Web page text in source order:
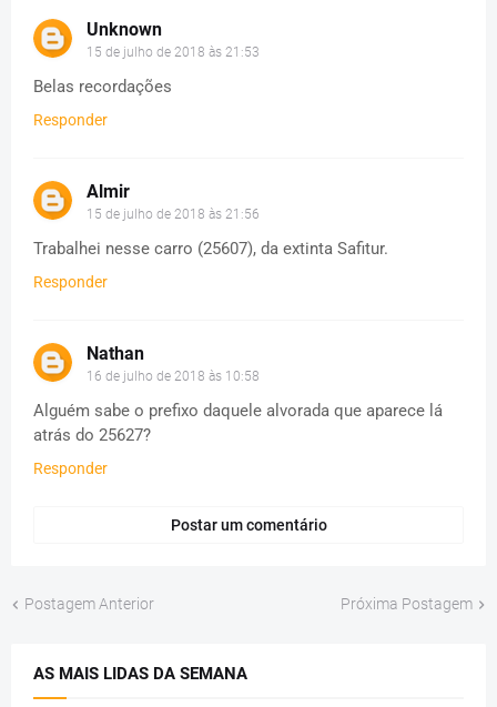
Unknown
15 de julho de 2018 às 21:53
Belas recordações
Responder
Almir
15 de julho de 2018 às 21:56
Trabalhei nesse carro (25607), da extinta Safitur.
Responder
Nathan
16 de julho de 2018 às 10:58
Alguém sabe o prefixo daquele alvorada que aparece lá
atrás do 25627?
Responder
Postar um comentário
Postagem Anterior Próxima Postagem
AS MAIS LIDAS DA SEMANA